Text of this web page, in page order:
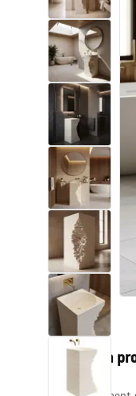
Rigole
Vase WC
Cazi cu
Baterii
Dusuri
Descrierea